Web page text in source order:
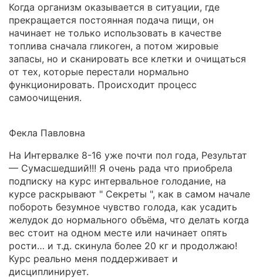
Когда организм оказывается в ситуации, где
прекращается постоянная подача пищи, он
начинает не только использовать в качестве
топлива сначала гликоген, а потом жировые
запасы, но и сканировать все клетки и очищаться
от тех, которые перестали нормально
функционировать. Происходит процесс
самоочищения.
Фекла Павловна
На Интервалке 8-16 уже почти пол года, Результат
— Сумасшедший!!! Я очень рада что приобрела
подписку на курс интервальное голодание, на
курсе раскрывают " Секреты ", как в самом начале
побороть безумное чувство голода, как усадить
желудок до нормального объёма, что делать когда
вес стоит на одном месте или начинает опять
рости… и т.д. скинула более 20 кг и продолжаю!
Курс реально меня поддерживает и
дисциплинирует.